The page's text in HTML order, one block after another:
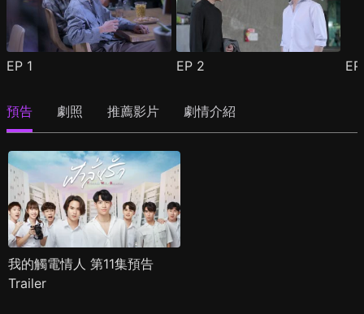
EP 1 EP 2
預告 劇照 推薦影片 劇情介紹
我的觸電情人 第11集預告
Trailer